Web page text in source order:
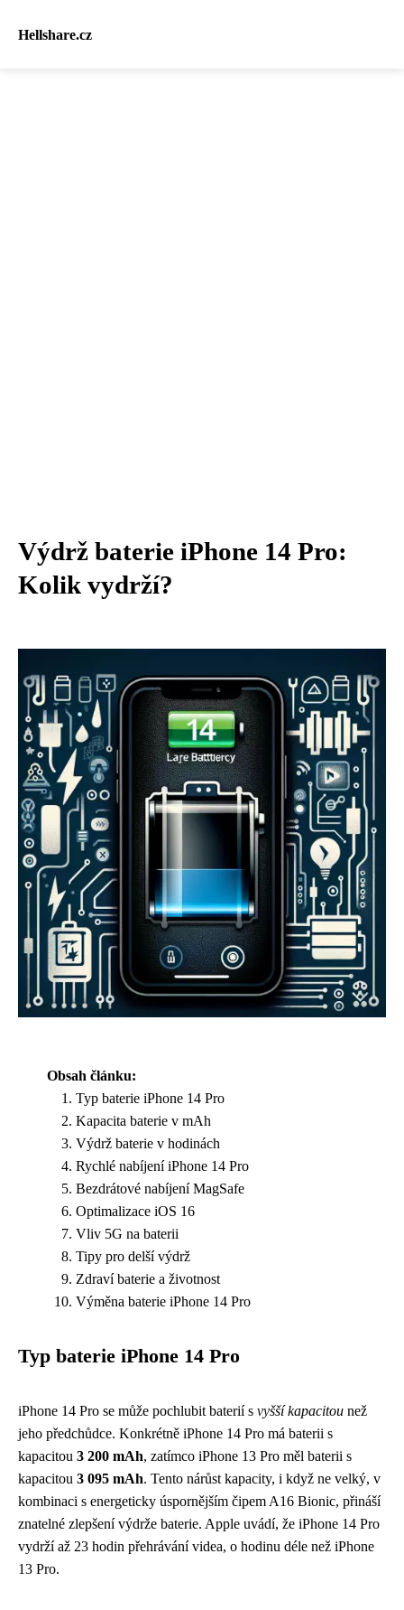
Hellshare.cz
Výdrž baterie iPhone 14 Pro:
Kolik vydrží?
Obsah článku:
Typ baterie iPhone 14 Pro
Kapacita baterie v mAh
Výdrž baterie v hodinách
Rychlé nabíjení iPhone 14 Pro
Bezdrátové nabíjení MagSafe
Optimalizace iOS 16
Vliv 5G na baterii
Tipy pro delší výdrž
Zdraví baterie a životnost
Výměna baterie iPhone 14 Pro
Typ baterie iPhone 14 Pro
iPhone 14 Pro se může pochlubit baterií s vyšší kapacitou než
jeho předchůdce. Konkrétně iPhone 14 Pro má baterii s
kapacitou 3 200 mAh, zatímco iPhone 13 Pro měl baterii s
kapacitou 3 095 mAh. Tento nárůst kapacity, i když ne velký, v
kombinaci s energeticky úspornějším čipem A16 Bionic, přináší
znatelné zlepšení výdrže baterie. Apple uvádí, že iPhone 14 Pro
vydrží až 23 hodin přehrávání videa, o hodinu déle než iPhone
13 Pro.